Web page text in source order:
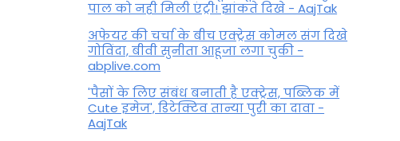
पाल को नही मिली एंट्री! झांकते दिखे - AajTak
अफेयर की चर्चा के बीच एक्ट्रेस कोमल संग दिखे
गोविंदा, बीवी सुनीता आहूजा लगा चुकी -
abplive.com
'पैसों के लिए संबंध बनाती है एक्ट्रेस, पब्लिक में
Cute इमेज', डिटेक्टिव तान्या पुरी का दावा -
AajTak